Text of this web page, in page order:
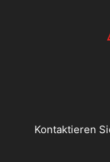
Kontaktieren